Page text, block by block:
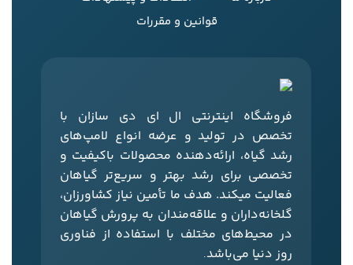
قوانین و مقررات
فروشگاه اینترنتی ال‌ ای‌ دی‌ سازان با
تخصص در تولید و عرضه انواع لامپ‌های
رشد گیاه، ارائه‌دهنده محصولات باکیفیت و
تخصصی برای رشد بهتر و سریع‌تر گیاهان
فعالیت میکند. هدف ما تأمین نیاز کشاورزان،
گلخانه‌داران و علاقه‌مندان به پرورش گیاهان
در محیط‌های مختلف با استفاده از فناوری
روز دنیا می‌باشد.